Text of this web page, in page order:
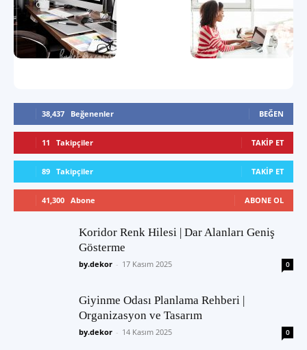
38,437 Beğenenler BEĞEN
11 Takipçiler TAKIP ET
89 Takipçiler TAKIP ET
41,300 Abone ABONE OL
Koridor Renk Hilesi | Dar Alanları Geniş
Gösterme
by.dekor - 17 Kasım 2025 0
Giyinme Odası Planlama Rehberi |
Organizasyon ve Tasarım
by.dekor - 14 Kasım 2025 0